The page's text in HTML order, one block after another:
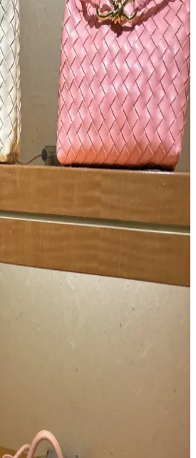
Mini Çantası: Sanat ve
Mini modeli, özgün geometrik
lüks çanta pazarında estetik ve
Çanta Alırken
Dikkat
el çanta pazarında sahte ürün
sorgulamalarında hesaplarının
Platformun satıcı kontrolü ve
Yeni Büyük Boy Versiyonu:
Özellikleri
büyük boy versiyonu, taneli dış deri ve
ve konfor sunuyor. Esnek tasarımıyla
ve dayanıklılığıyla öne çıkıyor.
Marka Değeri ile
Analiz
kaynaklanır. Makalede, farklı